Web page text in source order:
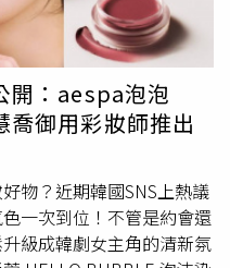
中狗狗登場的橋段讓她忍
中都已過世，導致她至今
開：aespa泡泡
喬御用彩妝師推出
物？近期韓國SNS上熱議
一次到位！不管是約會還
級成韓劇女主角的清新氛